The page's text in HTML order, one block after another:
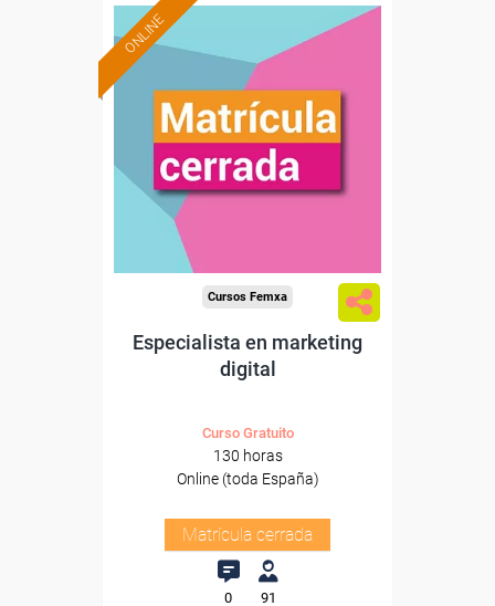
ONLINE
Cursos Femxa
Especialista en marketing
digital
Curso Gratuito
130 horas
Online (toda España)
Matrícula cerrada
0 91